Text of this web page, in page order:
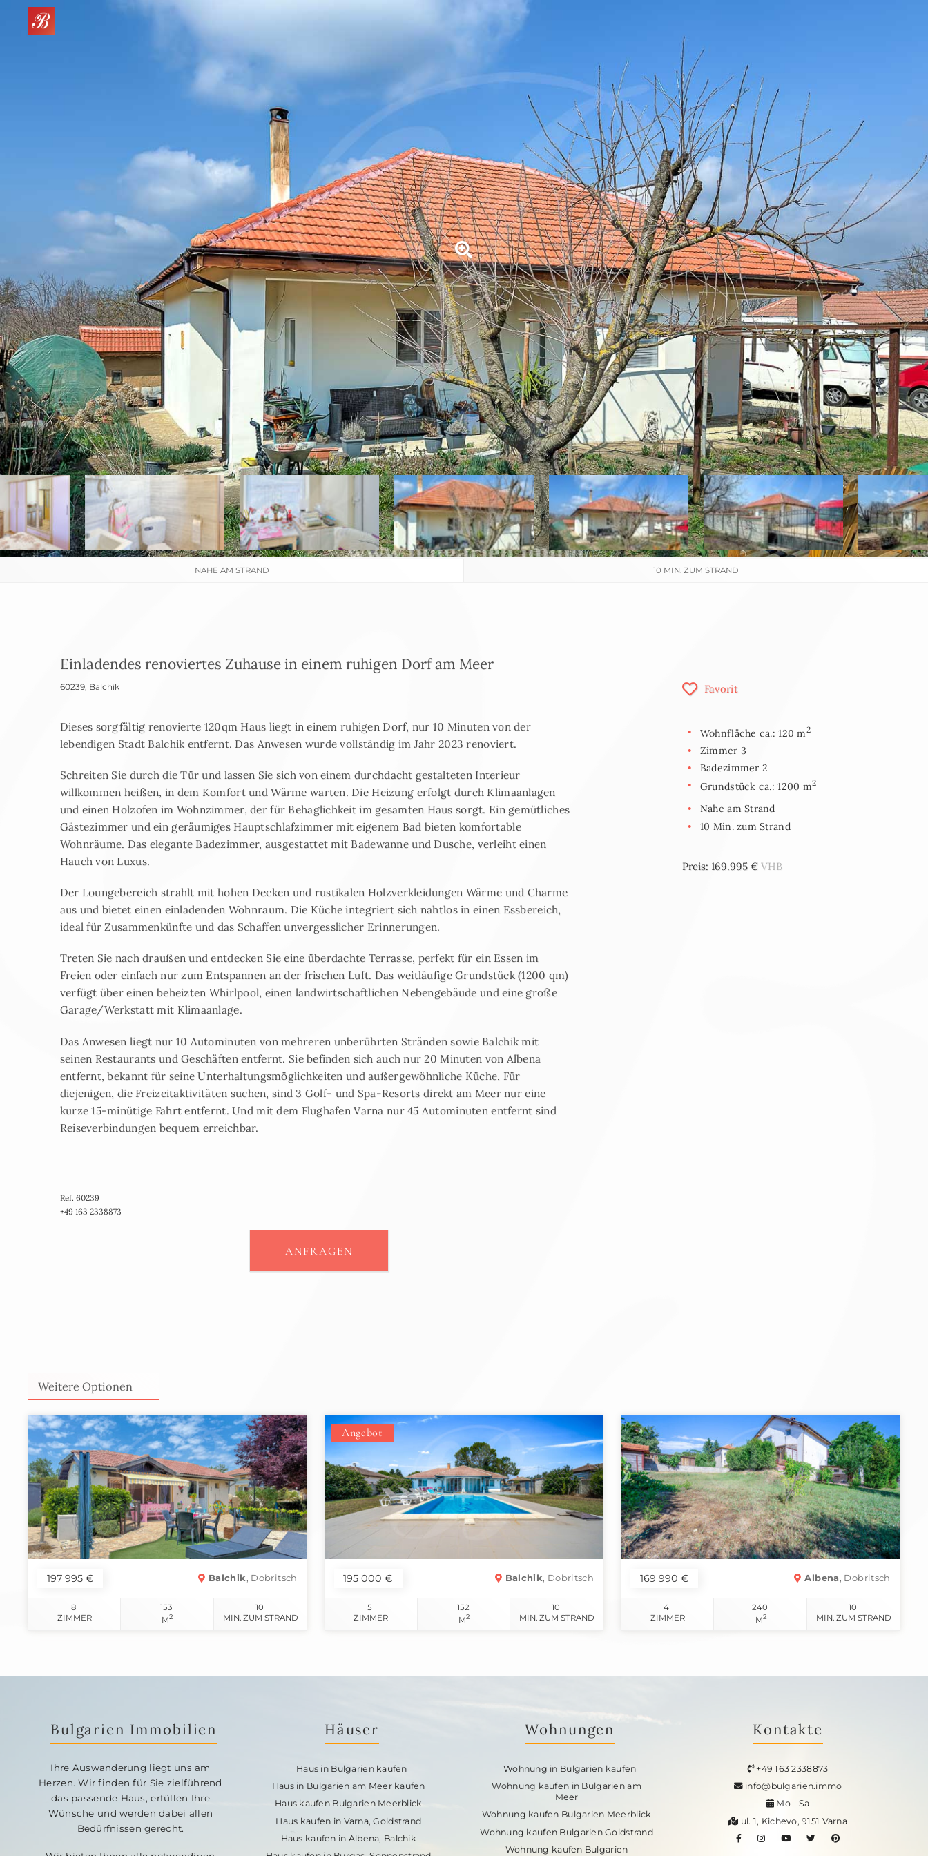
NAHE AM STRAND 10 MIN. ZUM STRAND
Einladendes renoviertes Zuhause in einem ruhigen Dorf am Meer
60239, Balchik
Dieses sorgfältig renovierte 120qm Haus liegt in einem ruhigen Dorf, nur 10 Minuten von der
lebendigen Stadt Balchik entfernt. Das Anwesen wurde vollständig im Jahr 2023 renoviert.
Schreiten Sie durch die Tür und lassen Sie sich von einem durchdacht gestalteten Interieur
willkommen heißen, in dem Komfort und Wärme warten. Die Heizung erfolgt durch Klimaanlagen
und einen Holzofen im Wohnzimmer, der für Behaglichkeit im gesamten Haus sorgt. Ein gemütliches
Gästezimmer und ein geräumiges Hauptschlafzimmer mit eigenem Bad bieten komfortable
Wohnräume. Das elegante Badezimmer, ausgestattet mit Badewanne und Dusche, verleiht einen
Hauch von Luxus.
Der Loungebereich strahlt mit hohen Decken und rustikalen Holzverkleidungen Wärme und Charme
aus und bietet einen einladenden Wohnraum. Die Küche integriert sich nahtlos in einen Essbereich,
ideal für Zusammenkünfte und das Schaffen unvergesslicher Erinnerungen.
Treten Sie nach draußen und entdecken Sie eine überdachte Terrasse, perfekt für ein Essen im
Freien oder einfach nur zum Entspannen an der frischen Luft. Das weitläufige Grundstück (1200 qm)
verfügt über einen beheizten Whirlpool, einen landwirtschaftlichen Nebengebäude und eine große
Garage/Werkstatt mit Klimaanlage.
Das Anwesen liegt nur 10 Autominuten von mehreren unberührten Stränden sowie Balchik mit
seinen Restaurants und Geschäften entfernt. Sie befinden sich auch nur 20 Minuten von Albena
entfernt, bekannt für seine Unterhaltungsmöglichkeiten und außergewöhnliche Küche. Für
diejenigen, die Freizeitaktivitäten suchen, sind 3 Golf- und Spa-Resorts direkt am Meer nur eine
kurze 15-minütige Fahrt entfernt. Und mit dem Flughafen Varna nur 45 Autominuten entfernt sind
Reiseverbindungen bequem erreichbar.
Ref. 60239
+49 163 2338873
ANFRAGEN
Favorit
Wohnfläche ca.: 120 m2
Zimmer 3
Badezimmer 2
Grundstück ca.: 1200 m2
Nahe am Strand
10 Min. zum Strand
Preis: 169.995 € VHB
Weitere Optionen
197 995 € Balchik, Dobritsch
8
ZIMMER
153
M2
10
MIN. ZUM STRAND
Angebot
195 000 € Balchik, Dobritsch
5
ZIMMER
152
M2
10
MIN. ZUM STRAND
169 990 € Albena, Dobritsch
4
ZIMMER
240
M2
10
MIN. ZUM STRAND
Bulgarien Immobilien
Ihre Auswanderung liegt uns am
Herzen. Wir finden für Sie zielführend
das passende Haus, erfüllen Ihre
Wünsche und werden dabei allen
Bedürfnissen gerecht.
Häuser
Haus in Bulgarien kaufen
Haus in Bulgarien am Meer kaufen
Haus kaufen Bulgarien Meerblick
Haus kaufen in Varna, Goldstrand
Haus kaufen in Albena, Balchik
Wohnungen
Wohnung in Bulgarien kaufen
Wohnung kaufen in Bulgarien am
Meer
Wohnung kaufen Bulgarien Meerblick
Wohnung kaufen Bulgarien Goldstrand
Wohnung kaufen Bulgarien
Kontakte
+49 163 2338873
info@bulgarien.immo
Mo - Sa
ul. 1, Kichevo, 9151 Varna